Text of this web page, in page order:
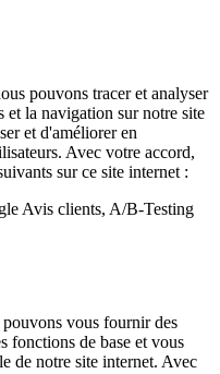
pouvons tracer et analyser
et la navigation sur notre site
et d'améliorer en
Avec votre accord,
sur ce site internet :
Avis clients, A/B-Testing
pouvons vous fournir des
fonctions de base et vous
de notre site internet. Avec